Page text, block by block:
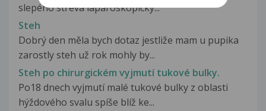
slepého střeva laparoskopicky...
Steh
Dobrý den měla bych dotaz jestliže mam u pupika
zarostly steh už rok mohly by...
Steh po chirurgickém vyjmutí tukové bulky.
Po18 dnech vyjmutí malé tukové bulky z oblasti
hýždového svalu spíše blíž ke...